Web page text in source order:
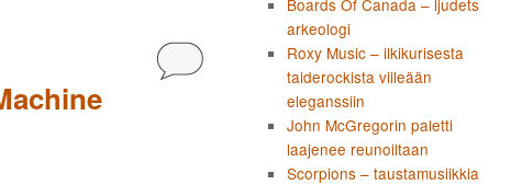
Kommentoi
Boards Of Canada – ljudets
arkeologi
Roxy Music – ilkikurisesta
taiderockista viileään
eleganssiin
John McGregorin paletti
laajenee reunoiltaan
Scorpions – taustamusiikkia